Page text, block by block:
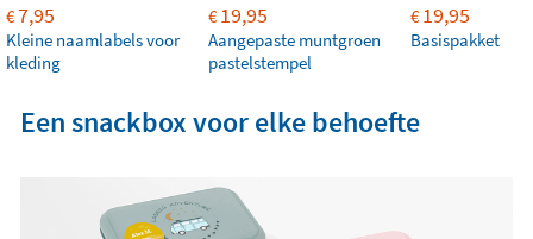
€7,95
Kleine naamlabels voor
kleding
€19,95
Aangepaste muntgroen
pastelstempel
€19,95
Basispakket
Een snackbox voor elke behoefte